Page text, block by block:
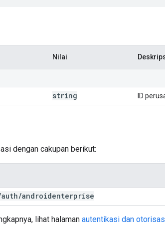
Nilai
string ID
dengan cakupan berikut:
auth/androidenterprise
lihat halaman autentikasi dan